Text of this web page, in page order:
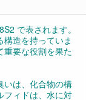
で表されます。
造を持っていま
重要な役割を果た
いは、化合物の構
フィドは、水に対